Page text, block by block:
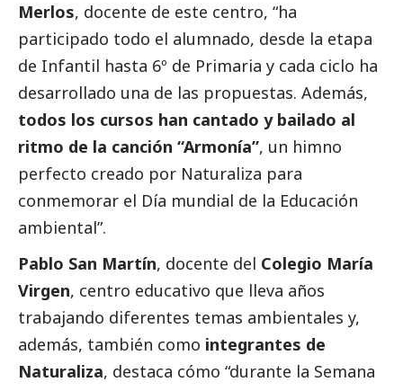
Merlos, docente de este centro, “ha
participado todo el alumnado, desde la etapa
de Infantil hasta 6º de Primaria y cada ciclo ha
desarrollado una de las propuestas. Además,
todos los cursos han cantado y bailado al
ritmo de la canción “Armonía”, un himno
perfecto creado por Naturaliza para
conmemorar el Día mundial de la Educación
ambiental”.
Pablo San Martín, docente del Colegio María
Virgen, centro educativo que lleva años
trabajando diferentes temas ambientales y,
además, también como integrantes de
Naturaliza, destaca cómo “durante la Semana